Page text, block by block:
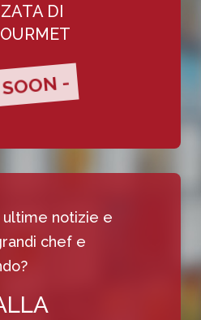
DI
-
notizie e
chef e